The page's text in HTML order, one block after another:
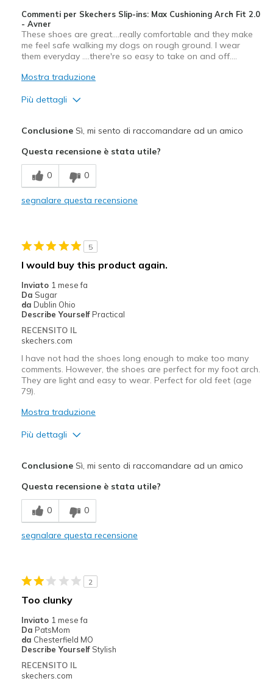
Commenti per Skechers Slip-ins: Max Cushioning Arch Fit 2.0
- Avner
These shoes are great….really comfortable and they make
me feel safe walking my dogs on rough ground. I wear
them everyday ….there're so easy to take on and off….
Mostra traduzione
Più dettagli
Durable
Migliori Utilizzi:
Casual Wear
Travel
Width
Sizing
View On Shoes
I'm Into Shoes
ConclusioneSì, mi sento di raccomandare ad un amico
Questa recensione è stata utile?
0 0
segnalare questa recensione
5
I would buy this product again.
Inviato 1 mese fa
Da Sugar
da Dublin Ohio
Describe Yourself Practical
RECENSITO IL
skechers.com
I have not had the shoes long enough to make too many
comments. However, the shoes are perfect for my foot arch.
They are light and easy to wear. Perfect for old feet (age
79).
Mostra traduzione
Più dettagli
Comfortable
Migliori Utilizzi:
Casual Wear
Sizing
View On Shoes
ConclusioneSì, mi sento di raccomandare ad un amico
Questa recensione è stata utile?
0 0
segnalare questa recensione
2
Too clunky
Inviato 1 mese fa
Da PatsMom
da Chesterfield MO
Describe Yourself Stylish
RECENSITO IL
skechers.com